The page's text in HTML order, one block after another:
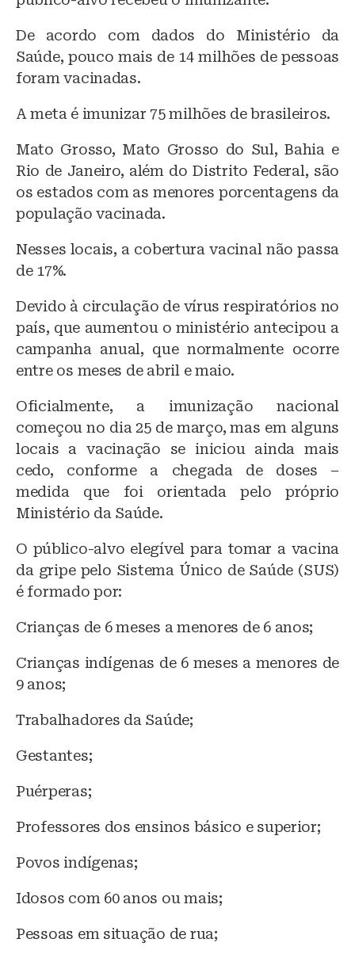
y
o
o
p
p
De acordo com dados do Ministério da
Saúde, pouco mais de 14 milhões de pessoas
foram vacinadas.
A meta é imunizar 75 milhões de brasileiros.
Mato Grosso, Mato Grosso do Sul, Bahia e
Rio de Janeiro, além do Distrito Federal, são
os estados com as menores porcentagens da
população vacinada.
Nesses locais, a cobertura vacinal não passa
de 17%.
Devido à circulação de vírus respiratórios no
país, que aumentou o ministério antecipou a
campanha anual, que normalmente ocorre
entre os meses de abril e maio.
Oficialmente, a imunização nacional
começou no dia 25 de março, mas em alguns
locais a vacinação se iniciou ainda mais
cedo, conforme a chegada de doses –
medida que foi orientada pelo próprio
Ministério da Saúde.
O público-alvo elegível para tomar a vacina
da gripe pelo Sistema Único de Saúde (SUS)
é formado por:
Crianças de 6 meses a menores de 6 anos;
Crianças indígenas de 6 meses a menores de
9 anos;
Trabalhadores da Saúde;
Gestantes;
Puérperas;
Professores dos ensinos básico e superior;
Povos indígenas;
Idosos com 60 anos ou mais;
Pessoas em situação de rua;